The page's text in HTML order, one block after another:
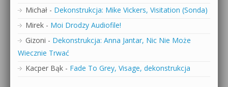
Michał - Dekonstrukcja: Mike Vickers, Visitation (Sonda)
Mirek - Moi Drodzy Audiofile!
Gizoni - Dekonstrukcja: Anna Jantar, Nic Nie Może
Wiecznie Trwać
Kacper Bąk - Fade To Grey, Visage, dekonstrukcja